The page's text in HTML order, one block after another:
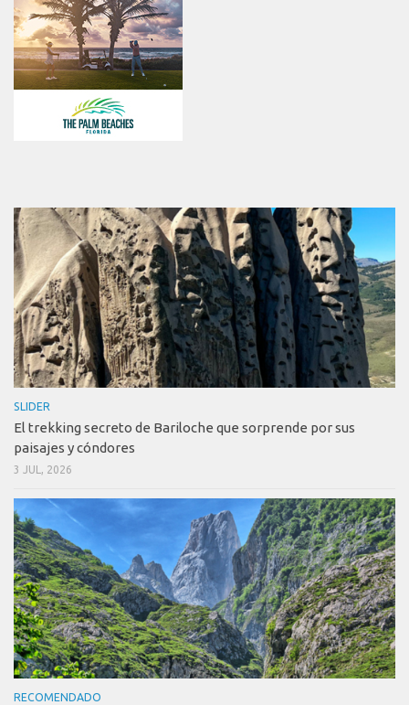
SLIDER
El trekking secreto de Bariloche que sorprende por sus
paisajes y cóndores
3 JUL, 2026
RECOMENDADO